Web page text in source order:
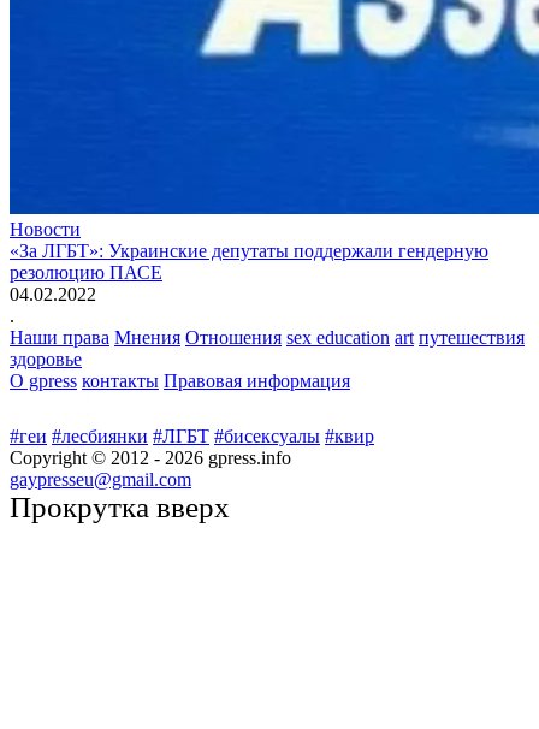
Новости
«За ЛГБТ»: Украинские депутаты поддержали гендерную
резолюцию ПАСЕ
04.02.2022
.
Наши права Мнения Отношения sex education art путешествия
здоровье
О gpress контакты Правовая информация
#геи #лесбиянки #ЛГБТ #бисексуалы #квир
Copyright © 2012 - 2026 gpress.info
gaypresseu@gmail.com
Прокрутка вверх